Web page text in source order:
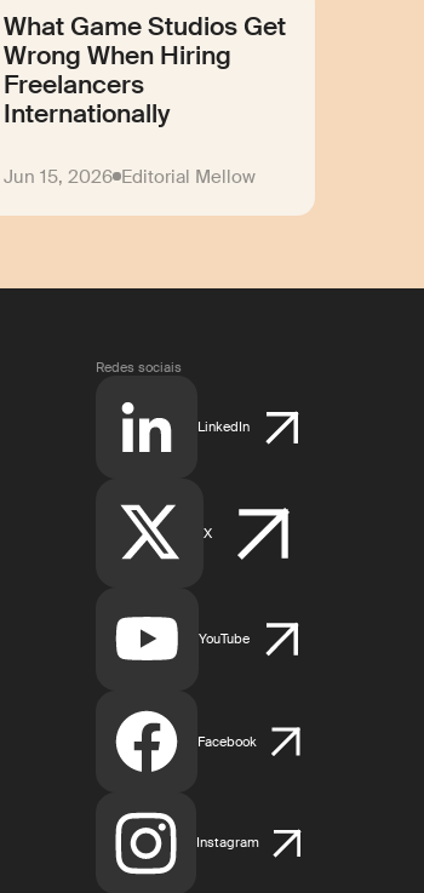
What Game Studios Get
Wrong When Hiring
Freelancers
Internationally
Jun 15, 2026 Editorial Mellow
Redes sociais
LinkedIn
X
YouTube
Facebook
Instagram